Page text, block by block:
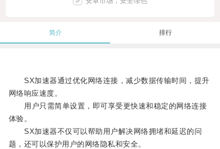
简介 排行
SX加速器通过优化网络连接，减少数据传输时间，提升
网络响应速度。
用户只需简单设置，即可享受更快速和稳定的网络连接
体验。
SX加速器不仅可以帮助用户解决网络拥堵和延迟的问
题，还可以保护用户的网络隐私和安全。